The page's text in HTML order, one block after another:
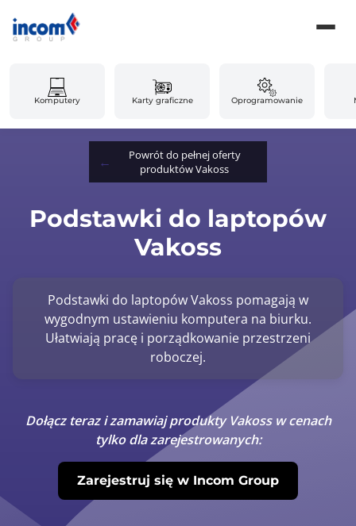
Komputery Karty graficzne Oprogramowanie
Powrót do pełnej oferty
produktów Vakoss
Podstawki do laptopów
Vakoss
Podstawki do laptopów Vakoss pomagają w
wygodnym ustawieniu komputera na biurku.
Ułatwiają pracę i porządkowanie przestrzeni
roboczej.
Dołącz teraz i zamawiaj produkty Vakoss w cenach
tylko dla zarejestrowanych:
Zarejestruj się w Incom Group